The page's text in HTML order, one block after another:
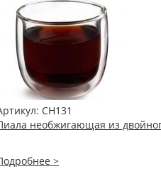
CH131
необжигающая из
>